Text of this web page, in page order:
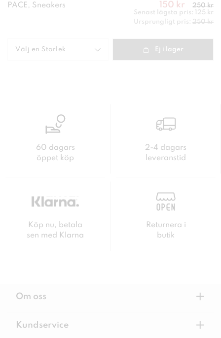
PACE, Sneakers
Nuvarande
pris :150
kr Tidigare
150 kr
250 kr
Senast lägsta pris:
Pris : 125 kr
125 kr
Ursprungligt pris: 250 kr
Välj en Storlek Ej i lager
60 dagars
öppet köp
2-4 dagars
leveranstid
Köp nu, betala
sen med Klarna
Returnera i
butik
Om oss +
Kundservice +